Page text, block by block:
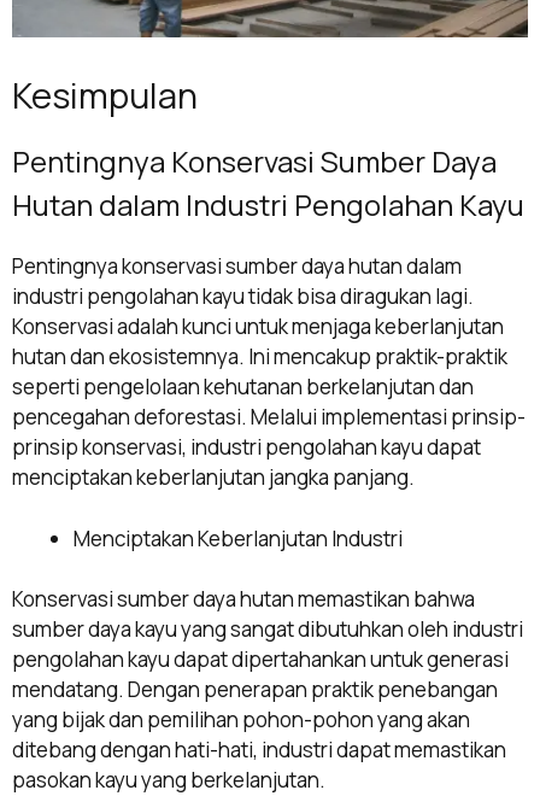
Kesimpulan
Pentingnya Konservasi Sumber Daya
Hutan dalam Industri Pengolahan Kayu
Pentingnya konservasi sumber daya hutan dalam
industri pengolahan kayu tidak bisa diragukan lagi.
Konservasi adalah kunci untuk menjaga keberlanjutan
hutan dan ekosistemnya. Ini mencakup praktik-praktik
seperti pengelolaan kehutanan berkelanjutan dan
pencegahan deforestasi. Melalui implementasi prinsip-
prinsip konservasi, industri pengolahan kayu dapat
menciptakan keberlanjutan jangka panjang.
Menciptakan Keberlanjutan Industri
Konservasi sumber daya hutan memastikan bahwa
sumber daya kayu yang sangat dibutuhkan oleh industri
pengolahan kayu dapat dipertahankan untuk generasi
mendatang. Dengan penerapan praktik penebangan
yang bijak dan pemilihan pohon-pohon yang akan
ditebang dengan hati-hati, industri dapat memastikan
pasokan kayu yang berkelanjutan.